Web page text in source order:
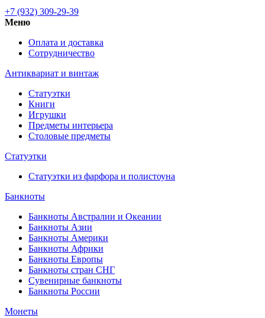
+7 (932) 309-29-39
Меню
Оплата и доставка
Сотрудничество
Антиквариат и винтаж
Статуэтки
Книги
Игрушки
Предметы интерьера
Столовые предметы
Статуэтки
Статуэтки из фарфора и полистоуна
Банкноты
Банкноты Австралии и Океании
Банкноты Азии
Банкноты Америки
Банкноты Африки
Банкноты Европы
Банкноты стран СНГ
Сувенирные банкноты
Банкноты России
Монеты